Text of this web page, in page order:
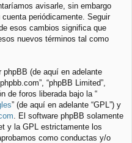
avisarle, sin embargo
periódicamente. Seguir
esos cambios significa que
nuevos términos tal como
phpBB (de aquí en adelante
“phpBB Limited”,
de foros liberada bajo la “
” (de aquí en adelante “GPL”) y
. El software phpBB solamente
y la GPL estrictamente los
como conductas y/o